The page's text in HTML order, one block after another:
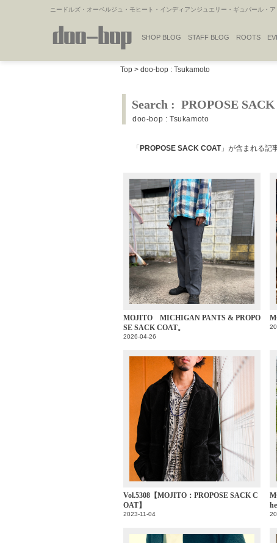
ニードルズ・オーベルジュ・モヒート・インディアンジュエリー・ギュパール・
SHOP BLOG STAFF BLOG ROOTS
Top > doo-bop : Tsukamoto
Search : PROPOSE
doo-bop : Tsukamoto
「 PROPOSE SACK COAT」が含まれる記
MOJITO MICHIGAN PANTS & PROPO
SE SACK COAT。
2026-04-26
Vol.5308【MOJITO：PROPOSE SACK C
OAT】
2023-11-04